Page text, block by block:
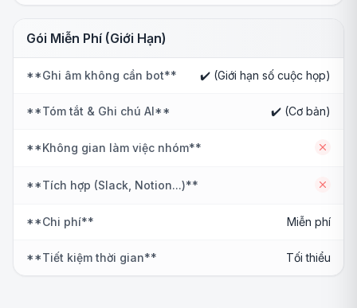
Gói Miễn Phí (Giới Hạn)
**Ghi âm không cần bot** ✔️ (Giới hạn số cuộc họp)
**Tóm tắt & Ghi chú AI** ✔️ (Cơ bản)
**Không gian làm việc nhóm** No
**Tích hợp (Slack, Notion...)** No
**Chi phí** Miễn phí
**Tiết kiệm thời gian** Tối thiểu